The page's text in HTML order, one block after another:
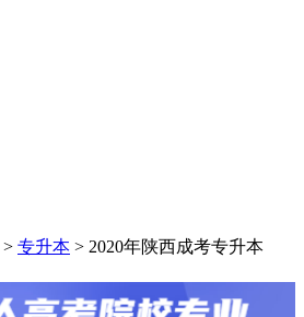
> 专升本 > 2020年陕西成考专升本